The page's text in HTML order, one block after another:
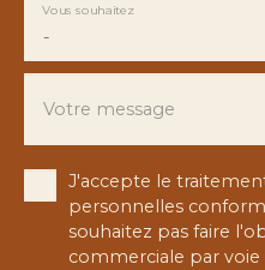
-
Vous souhaitez
Votre message
J'accepte le
personnelles
souhaitez pas faire
commerciale par